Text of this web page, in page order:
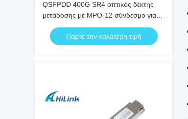
QSFPDD 400G SR4 οπτικός δέκτης
μετάδοσης με MPO-12 σύνδεσμο για
μετάδοση 100m
Πάρτε την καλύτερη τιμή